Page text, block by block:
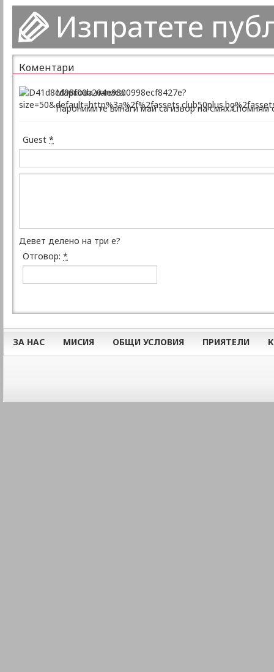
Изпратете
Коментари
Маркова написа:
Паронимите винаги май са извор на смях.Спомням
Guest *
Девет делено на три е?
Отговор: *
ЗА НАС МИСИЯ ОБЩИ УСЛОВИЯ ПРИЯТЕЛИ